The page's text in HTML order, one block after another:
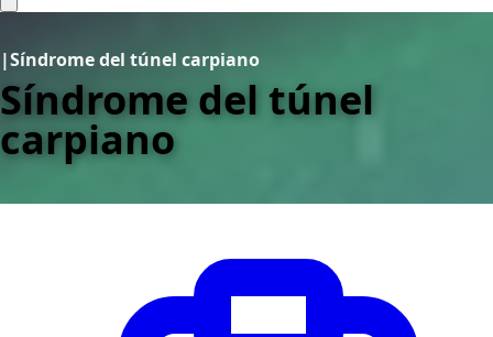
|Síndrome del túnel carpiano
Síndrome del túnel
carpiano